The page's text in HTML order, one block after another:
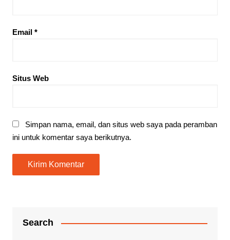
Email *
Situs Web
Simpan nama, email, dan situs web saya pada peramban
ini untuk komentar saya berikutnya.
Search